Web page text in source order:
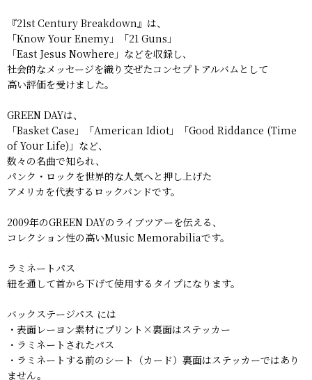
『21st Century Breakdown』は、
「Know Your Enemy」「21 Guns」
「East Jesus Nowhere」などを収録し、
社会的なメッセージを織り交ぜたコンセプトアルバムとして
高い評価を受けました。
GREEN DAYは、
「Basket Case」「American Idiot」「Good Riddance (Time
of Your Life)」など、
数々の名曲で知られ、
パンク・ロックを世界的な人気へと押し上げた
アメリカを代表するロックバンドです。
2009年のGREEN DAYのライブツアーを伝える、
コレクション性の高いMusic Memorabiliaです。
ラミネートパス
紐を通して首から下げて使用するタイプになります。
バックステージパス には
・表面レーヨン素材にプリント×裏面はステッカー
・ラミネートされたパス
・ラミネートする前のシート（カード）裏面はステッカーではあり
ません。